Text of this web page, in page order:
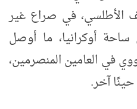
الأطلسي، في صراع غير
أوكرانيا، ما أوصل
في العامين المنصرمين،
آخر.